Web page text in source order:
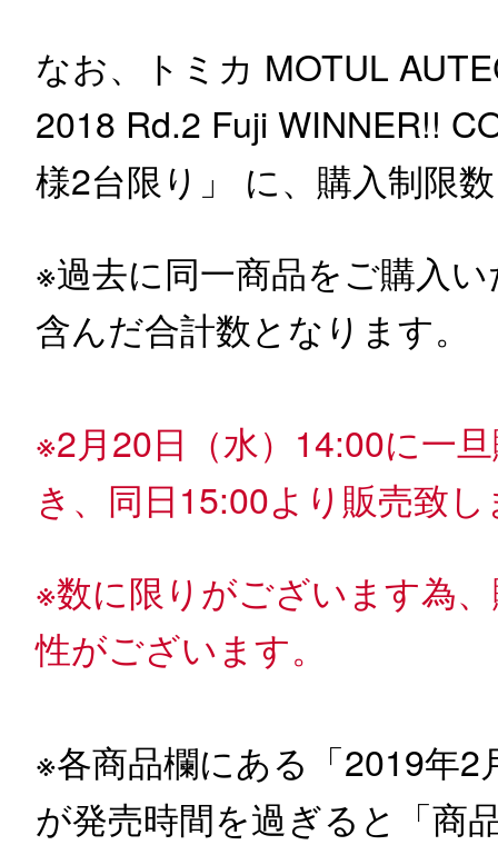
なお、トミカ MOTUL
2018 Rd.2 Fuji WINNER!!
様2台限り」 に、購入制限
※過去に同一商品をご購入
含んだ合計数となります。
※2月20日（水）14:00に一
き、同日15:00より販売致
※数に限りがございます為
性がございます。
※各商品欄にある「2019年
が発売時間を過ぎると「商